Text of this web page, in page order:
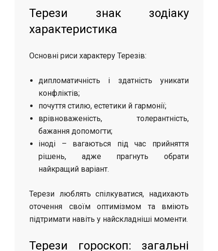
Терези знак зодіаку
характеристика
Основні риси характеру Терезів:
дипломатичність і здатність уникати
конфліктів;
почуття стилю, естетики й гармонії;
врівноваженість, толерантність,
бажання допомогти;
іноді – вагаються під час прийняття
рішень, адже прагнуть обрати
найкращий варіант.
Терези люблять спілкуватися, надихають
оточення своїм оптимізмом та вміють
підтримати навіть у найскладніші моменти.
Терези гороскоп: загальні